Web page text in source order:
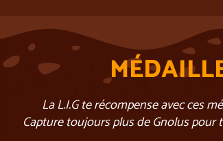
La L.I.G te récompense avec ces
Capture toujours plus de Gnolus pour